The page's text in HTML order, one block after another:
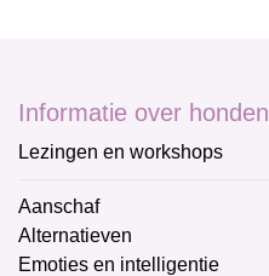
Informatie over honden
Lezingen en workshops
Aanschaf
Alternatieven
Emoties en intelligentie